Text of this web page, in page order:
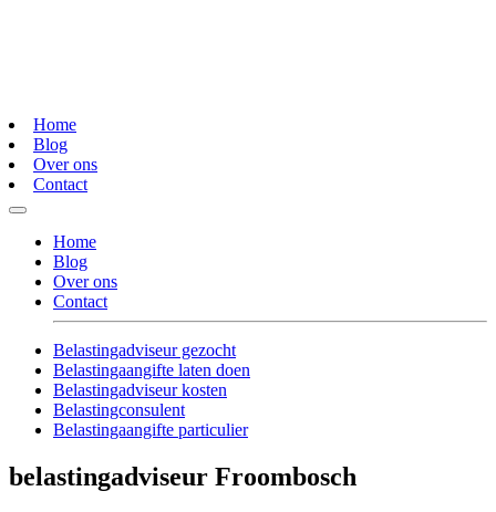
Home
Blog
Over ons
Contact
Home
Blog
Over ons
Contact
Belastingadviseur gezocht
Belastingaangifte laten doen
Belastingadviseur kosten
Belastingconsulent
Belastingaangifte particulier
belastingadviseur Froombosch